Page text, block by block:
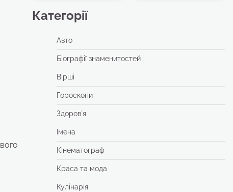
Категорії
Авто
Біографії знаменитостей
Вірші
Гороскопи
Здоровʼя
Імена
Кінематограф
Краса та мода
Кулінарія